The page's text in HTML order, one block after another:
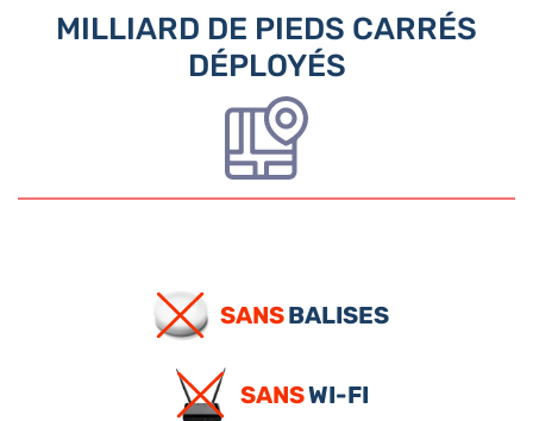
MILLIARD DE PIEDS CARRÉS
DÉPLOYÉS
SANSBALISES
SANSWI-FI